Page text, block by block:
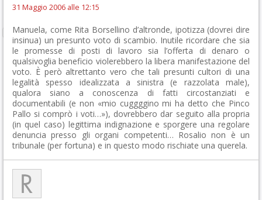
31 Maggio 2006 alle 12:15
Manuela, come Rita Borsellino d’altronde, ipotizza (dovrei dire
insinua) un presunto voto di scambio. Inutile ricordare che sia
le promesse di posti di lavoro sia l’offerta di denaro o
qualsivoglia beneficio violerebbero la libera manifestazione del
voto. È però altrettanto vero che tali presunti cultori di una
legalità spesso idealizzata a sinistra (e razzolata male),
qualora siano a conoscenza di fatti circostanziati e
documentabili (e non «mio cuggggino mi ha detto che Pinco
Pallo si comprò i voti…»), dovrebbero dar seguito alla propria
(in quel caso) legittima indignazione e sporgere una regolare
denuncia presso gli organi competenti… Rosalio non è un
tribunale (per fortuna) e in questo modo rischiate una querela.